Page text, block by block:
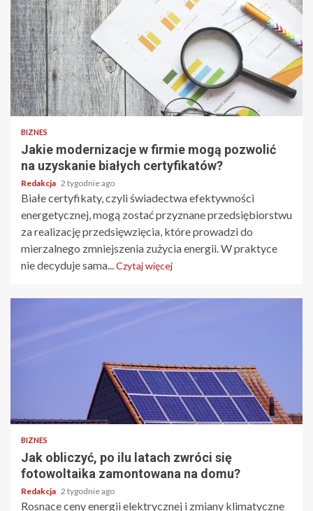
BIZNES
Jakie modernizacje w firmie mogą pozwolić
na uzyskanie białych certyfikatów?
Redakcja 2 tygodnie ago
Białe certyfikaty, czyli świadectwa efektywności
energetycznej, mogą zostać przyznane przedsiębiorstwu
za realizację przedsięwzięcia, które prowadzi do
mierzalnego zmniejszenia zużycia energii. W praktyce
nie decyduje sama...Czytaj więcej
BIZNES
Jak obliczyć, po ilu latach zwróci się
fotowoltaika zamontowana na domu?
Redakcja 2 tygodnie ago
Rosnące ceny energii elektrycznej i zmiany klimatyczne